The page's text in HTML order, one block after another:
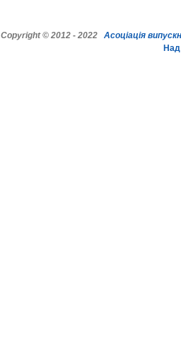
Copyright © 2012- 2022
Асоціація
Над